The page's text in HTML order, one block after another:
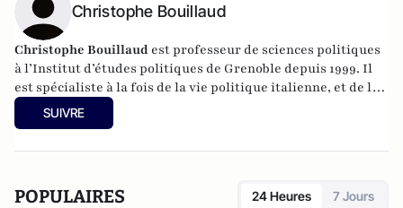
d’ouvrages et de nombreux articles sur l’histoire de
l’Allemagne depuis la Révolution française, l’histoire des
mondialisations, l’histoire de la monnaie, l’histoire du
nazisme et des autres violences de masse au XXème siècle
ou l’histoire des relations internationales et des conflits
contemporains. Il écrit en ce moment une biographie de
Benjamin Disraëli.
Christophe Bouillaud
Christophe Bouillaud est professeur de sciences politiques
à l’Institut d’études politiques de Grenoble depuis 1999. Il
est spécialiste à la fois de la vie politique italienne, et de la
vie politique européenne, en particulier sous l’angle des
partis.
SUIVRE
POPULAIRES 24 Heures 7 Jours